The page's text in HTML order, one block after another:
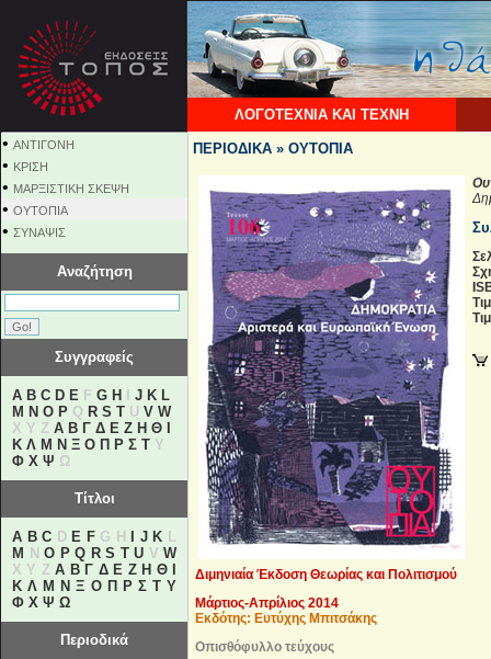
ΛΟΓΟΤΕΧΝΙΑ ΚΑΙ ΤΕΧΝΗ
• ΑΝΤΙΓΟΝΗ
• ΚΡΙΣΗ
• ΜΑΡΞΙΣΤΙΚΗ ΣΚΕΨΗ
• ΟΥΤΟΠΙΑ
• ΣΥΝΑΨΙΣ
Αναζήτηση
Συγγραφείς
A B C D E F G H J K L
M N O P Q R S T U V W
X Y Z Α Β Γ Δ Ε Ζ Η Θ
Κ Λ Μ Ν Ξ Ο Π Ρ Σ Τ Υ
Φ Χ Ψ Ω
Τίτλοι
A B C D E FG H J K L
M
N O P Q R S T U V W
X Y ZΑ Β Γ Δ Ε Ζ Η Θ
Κ Λ Μ Ν Ξ Ο Π Ρ Σ Τ Υ
Φ Χ Ψ Ω
Περιοδικά
ΠΕΡΙΟΔΙΚΑ » ΟΥΤΟΠΙΑ
Διμηνιαία Έκδοση Θεωρίας και Πολιτισμού
Μάρτιος-Απρίλιος 2014
Εκδότης: Ευτύχης Μπιτσάκης
Οπισθόφυλλο τεύχους